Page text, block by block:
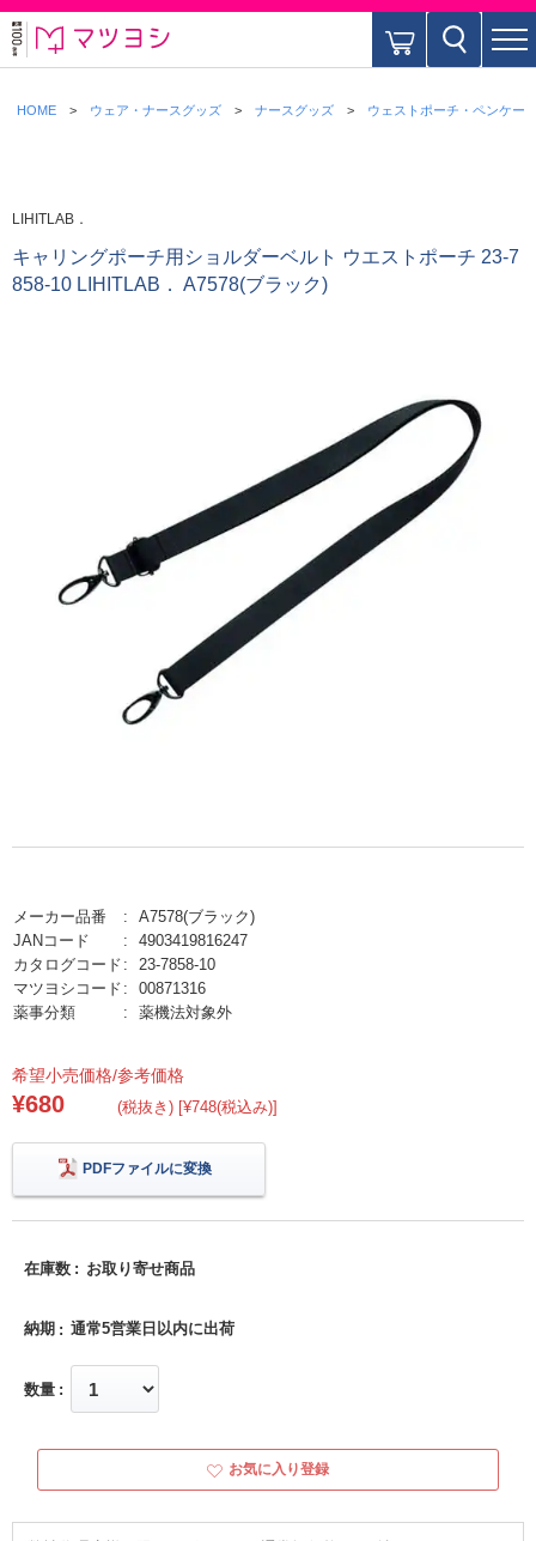
HOME ウェア・ナースグッズ ナースグッズ ウェストポーチ・ペンケー
LIHITLAB．
キャリングポーチ用ショルダーベルト ウエストポーチ 23-7
858-10 LIHITLAB． A7578(ブラック)
メーカー品番
A7578(ブラック)
JANコード
4903419816247
カタログコード
23-7858-10
マツヨシコード
00871316
薬事分類
薬機法対象外
希望小売価格/参考価格
¥680 (税抜き) [¥748(税込み)]
PDFファイルに変換
在庫数 お取り寄せ商品
納期 通常5営業日以内に出荷
数量
お気に入り登録